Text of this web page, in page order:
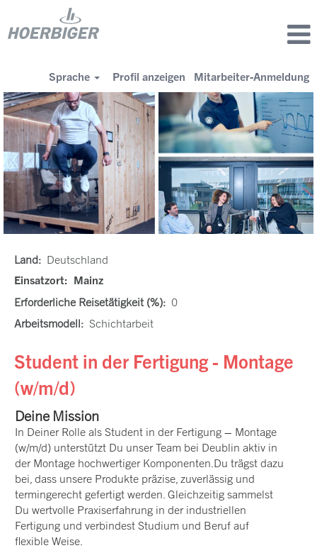
Sprache Profil anzeigen Mitarbeiter-Anmeldung
Land: Deutschland
Einsatzort: Mainz
Erforderliche Reisetätigkeit (%): 0
Arbeitsmodell: Schichtarbeit
Student in der Fertigung - Montage
(w/m/d)
Deine Mission
In Deiner Rolle als Student in der Fertigung – Montage
(w/m/d) unterstützt Du unser Team bei Deublin aktiv in
der Montage hochwertiger Komponenten.Du trägst dazu
bei, dass unsere Produkte präzise, zuverlässig und
termingerecht gefertigt werden. Gleichzeitig sammelst
Du wertvolle Praxiserfahrung in der industriellen
Fertigung und verbindest Studium und Beruf auf
flexible Weise.